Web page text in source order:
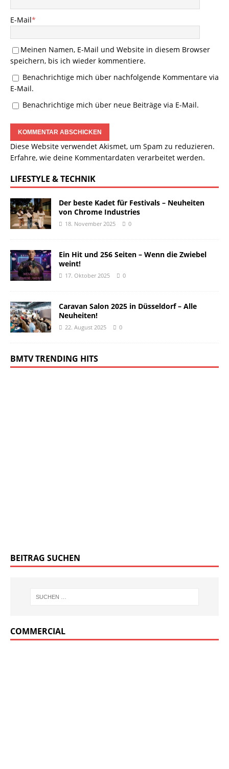
E-Mail*
Meinen Namen, E-Mail und Website in diesem Browser
speichern, bis ich wieder kommentiere.
Benachrichtige mich über nachfolgende Kommentare via
E-Mail.
Benachrichtige mich über neue Beiträge via E-Mail.
Diese Website verwendet Akismet, um Spam zu reduzieren.
Erfahre, wie deine Kommentardaten verarbeitet werden.
LIFESTYLE & TECHNIK
Der beste Kadet für Festivals – Neuheiten
von Chrome Industries
18. November 2025 0
Ein Hit und 256 Seiten – Wenn die Zwiebel
weint!
17. Oktober 2025 0
Caravan Salon 2025 in Düsseldorf – Alle
Neuheiten!
22. August 2025 0
BMTV TRENDING HITS
BEITRAG SUCHEN
COMMERCIAL